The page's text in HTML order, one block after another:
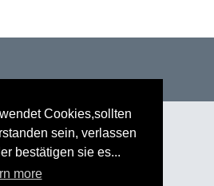
Cookies,sollten
sein, verlassen
bestätigen sie es...
more